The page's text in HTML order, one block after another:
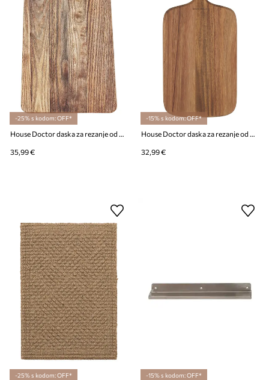
-25% s kodom: OFF*
35,99 €
-15% s kodom: OFF*
32,99 €
-25% s kodom: OFF* -15% s kodom: OFF*